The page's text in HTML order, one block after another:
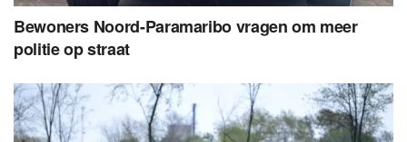
Bewoners Noord-Paramaribo vragen om meer
politie op straat